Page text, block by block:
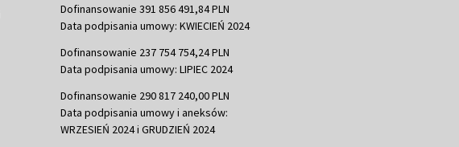
Dofinansowanie 391 856 491,84 PLN
Data podpisania umowy: KWIECIEŃ 2024
Dofinansowanie 237 754 754,24 PLN
Data podpisania umowy: LIPIEC 2024
Dofinansowanie 290 817 240,00 PLN
Data podpisania umowy i aneksów:
WRZESIEŃ 2024 i GRUDZIEŃ 2024